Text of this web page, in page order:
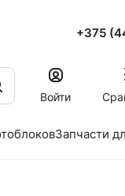
+375
Войти
Запчасти